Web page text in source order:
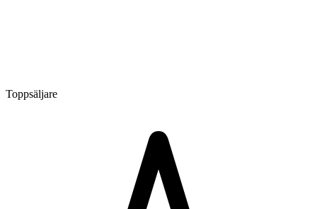
Toppsäljare